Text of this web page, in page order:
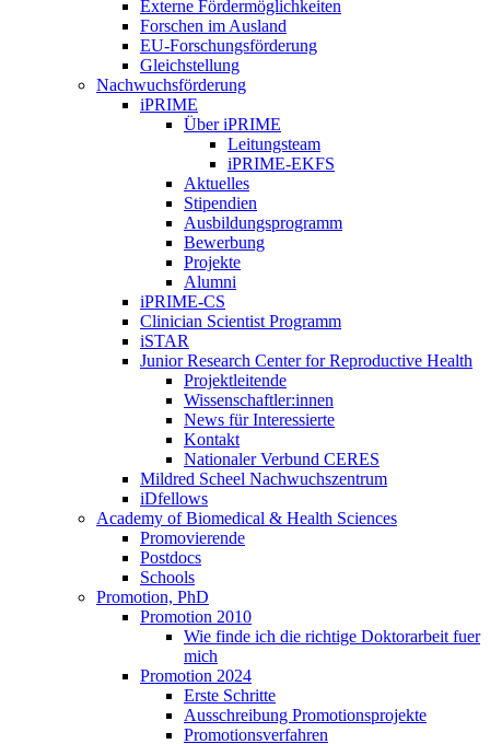
Externe Fördermöglichkeiten
Forschen im Ausland
EU-Forschungsförderung
Gleichstellung
Nachwuchsförderung
iPRIME
Über iPRIME
Leitungsteam
iPRIME-EKFS
Aktuelles
Stipendien
Ausbildungsprogramm
Bewerbung
Projekte
Alumni
iPRIME-CS
Clinician Scientist Programm
iSTAR
Junior Research Center for Reproductive Health
Projektleitende
Wissenschaftler:innen
News für Interessierte
Kontakt
Nationaler Verbund CERES
Mildred Scheel Nachwuchszentrum
iDfellows
Academy of Biomedical & Health Sciences
Promovierende
Postdocs
Schools
Promotion, PhD
Promotion 2010
Wie finde ich die richtige Doktorarbeit fuer
mich
Promotion 2024
Erste Schritte
Ausschreibung Promotionsprojekte
Promotionsverfahren